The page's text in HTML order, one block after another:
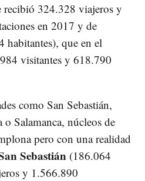
recibió 324.328 viajeros y
en 2017 y de
habitantes), que en el
visitantes y 618.790
como San Sebastián,
Salamanca, núcleos de
pero con una realidad
Sebastián (186.064
y 1.566.890